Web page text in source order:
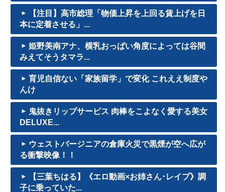
【注目】高市総理「物価上昇を上回る賃上げを日
本に定着させる」...
姫野美南アナ、横乳おっぱい角度によっては谷間
みえてそうタマラ...
育児自信ない「家族留学」で変化 これええ制度や
んけ
鬼抜きリップサービス 肉棒をこよなく愛する美女
DELUXE...
ウェストバージニアの倉庫火災で黒煙が空へ広が
る衝撃映像！！
【三葉ちはる】《エロ動画×お姉さん･レイプ》調
子に乗っていた...